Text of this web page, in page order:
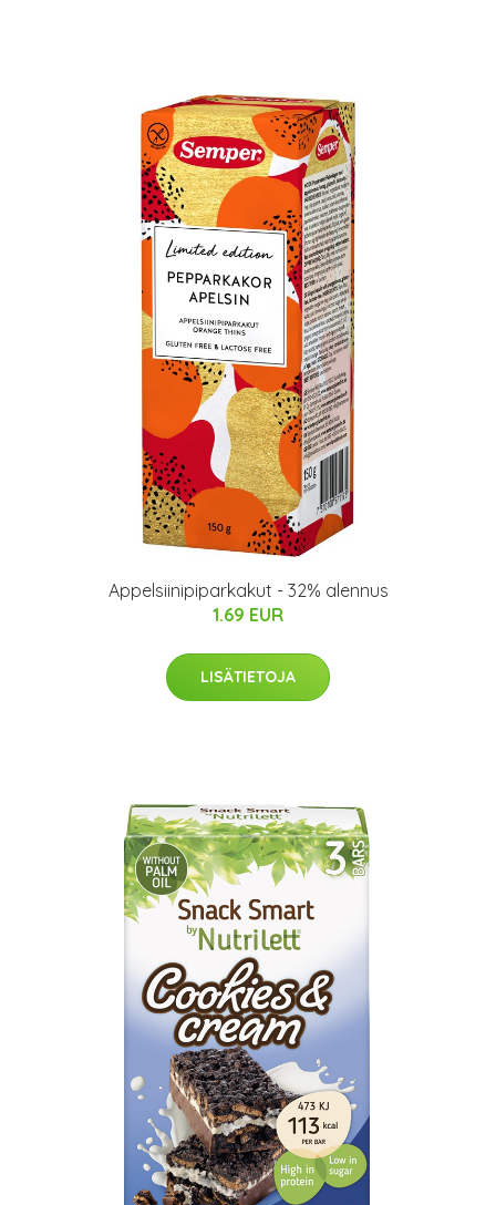
Appelsiinipiparkakut - 32% alennus
1.69 EUR
LISÄTIETOJA